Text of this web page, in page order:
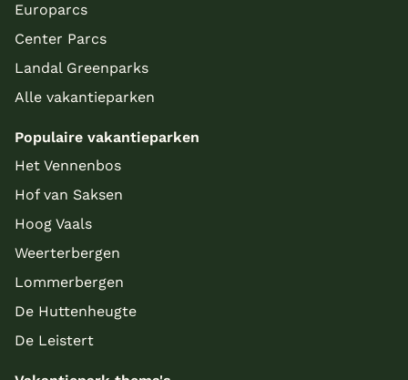
Europarcs
Center Parcs
Landal Greenparks
Alle vakantieparken
Populaire vakantieparken
Het Vennenbos
Hof van Saksen
Hoog Vaals
Weerterbergen
Lommerbergen
De Huttenheugte
De Leistert